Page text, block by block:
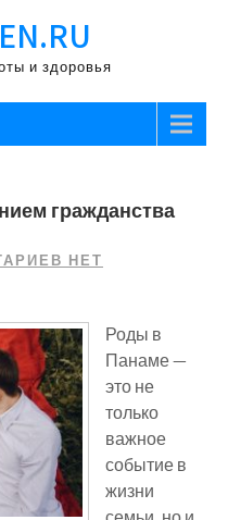
и здоровья
гражданства
НЕТ
Роды в
Панаме —
это не
только
важное
событие в
жизни